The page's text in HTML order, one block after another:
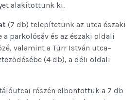
alakítottunk ki.
(7 db) telepítetünk az utca északi
parkolósáv és az északi oldali
valamint a Türr István utca–
(4 db), a déli oldali
részén elbontottuk a 7 db